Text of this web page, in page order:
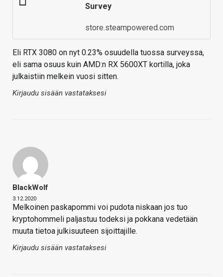
Survey
store.steampowered.com
Eli RTX 3080 on nyt 0.23% osuudella tuossa surveyssa,
eli sama osuus kuin AMD:n RX 5600XT kortilla, joka
julkaistiin melkein vuosi sitten.
Kirjaudu sisään vastataksesi
BlackWolf
3.12.2020
Melkoinen paskapommi voi pudota niskaan jos tuo
kryptohommeli paljastuu todeksi ja pokkana vedetään
muuta tietoa julkisuuteen sijoittajille.
Kirjaudu sisään vastataksesi